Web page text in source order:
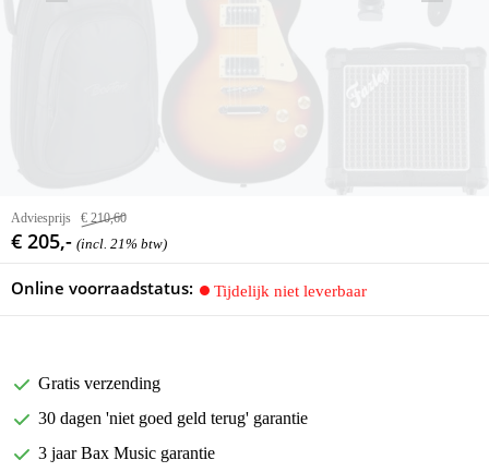
Adviesprijs € 210,60
€ 205,- (incl. 21% btw)
Online voorraadstatus: Tijdelijk niet leverbaar
Gratis verzending
30 dagen 'niet goed geld terug' garantie
3 jaar Bax Music garantie